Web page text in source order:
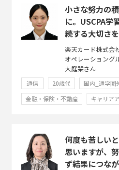
小さな努力の
に。USCPA学
続する大切さ
楽天カード株式会
オペレーショング
大庭栞さん
通信 20歳代 国内_通学圏
金融・保険・不動産
キャリア
何度も苦しい
思いますが、
ず結果につな